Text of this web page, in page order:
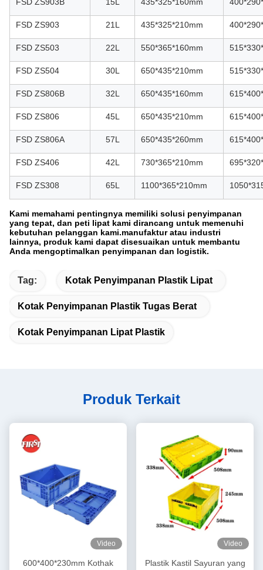
FSD ZS903B 15L 435*325*160mm
FSD ZS903 21L 435*325*210mm
FSD ZS503 22L 550*365*160mm
FSD ZS504 30L 650*435*210mm
FSD ZS806B 32L 650*435*160mm
FSD ZS806 45L 650*435*210mm
FSD ZS806A 57L 650*435*260mm
FSD ZS406 42L 730*365*210mm
FSD ZS308 65L 1100*365*210mm
Kami memahami pentingnya memiliki solusi penyimpanan
yang tepat, dan peti lipat kami dirancang untuk memenuhi
kebutuhan pelanggan kami.manufaktur atau industri
lainnya, produk kami dapat disesuaikan untuk membantu
Anda mengoptimalkan penyimpanan dan logistik.
Tag: Kotak Penyimpanan Plastik Lipat
Kotak Penyimpanan Plastik Tugas Berat
Kotak Penyimpanan Lipat Plastik
Produk Terkait
Video
600*400*230mm Kothak
Video
Plastik Kastil Sayuran yang